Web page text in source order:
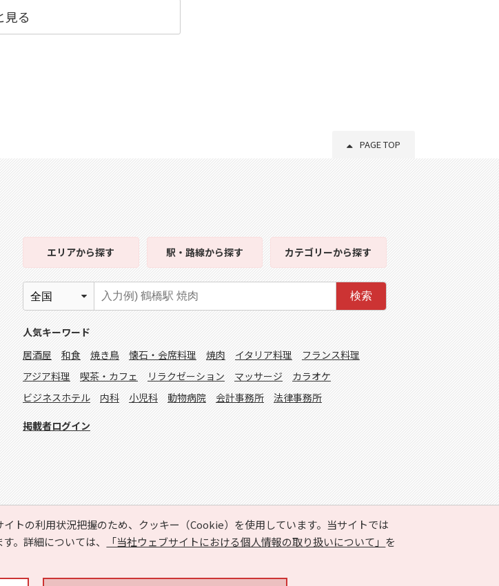
見る
PAGE TOP
トの利用状況把握のため、クッキー（Cookie）を使用しています。当サイトでは
。詳細については、
「当社ウェブサイトにおける個人情報の取り扱いについて」 を
エリアから探す 駅・路線から探す カテゴリーから探す
検索
人気キーワード
居酒屋
和食 焼き鳥 懐石・会席料理 焼肉 イタリア料理
フランス料理
アジア料理
喫茶・カフェ リラクゼーション マッサージ
カラオケ
ビジネスホテル
内科 小児科 動物病院 会計事務所 法律事務所
掲載者ログイン
All Rights Reserved.